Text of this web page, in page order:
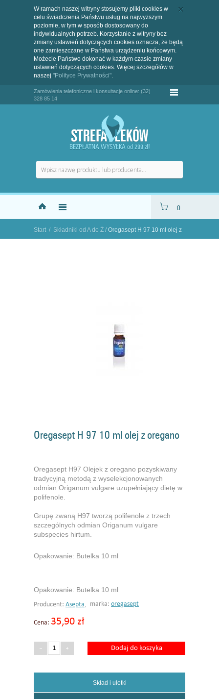
W ramach naszej witryny stosujemy pliki cookies w
celu świadczenia Państwu usług na najwyższym
poziomie, w tym w sposób dostosowany do
indywidualnych potrzeb. Korzystanie z witryny bez
zmiany ustawień dotyczących cookies oznacza, że będą
one zamieszczane w Państwa urządzeniu końcowym.
Możecie Państwo dokonać w każdym czasie zmiany
ustawień dotyczących cookies. Więcej szczegółów w
naszej "Polityce Prywatności".
Zamówienia telefoniczne i konsultacje online: (32)
328 85 14
BEZPŁATNA WYSYŁKA od 299 zł!
0
Start / Składniki od A do Ż / Oregasept H 97 10 ml olej z
Oregasept H 97 10 ml olej z oregano
Oregasept H97 Olejek z oregano pozyskiwany
tradycyjną metodą z wyselekcjonowanych
odmian Origanum vulgare uzupełniający dietę w
polifenole.
Grupę zwaną H97 tworzą polifenole z trzech
szczególnych odmian Origanum vulgare
subspecies hirtum.
Opakowanie: Butelka 10 ml
Opakowanie: Butelka 10 ml
Producent: Asepta marka: oregasept
Cena: 35,90 zł
Dodaj do koszyka
Skład i ulotki